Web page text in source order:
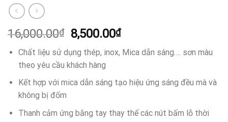
16,000.00₫
Giá
là:
16,000.00₫.
8,500.00₫Giá
tại
8,500.00₫.
Chất liệu sử dụng thép, inox, Mica dẫn sáng…. sơn màu
theo yêu cầu khách hàng
Kết hợp với mica dẫn sáng tạo hiệu ứng sáng đều mà và
không bị đốm
Thanh cảm ứng bằng tay thay thế các nút bấm lỗ thời